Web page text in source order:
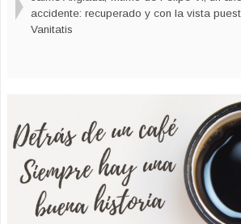
accidente: recuperado y con la vista
Vanitatis